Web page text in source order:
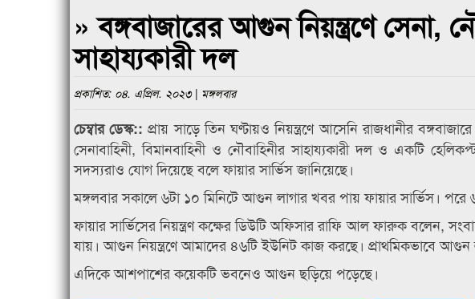
কানাইঘাটে আলোচনা সভা ও সম্মাননা প্রদান
কানাইঘাটের কিশোর আহাদের খুনি সায়েমের
» বঙ্গবাজারের আগুন নিয়ন্ত্রণে সেনা,
সাহায্যকারী দল
প্রকাশিত: ০৪. এপ্রিল. ২০২৩ | মঙ্গলবার
চেম্বার ডেস্ক::প্রায় সাড়ে তিন ঘণ্টায়ও নিয়ন্ত্রণে আসেনি রাজধানীর
সেনাবাহিনী, বিমানবাহিনী ও নৌবাহিনীর সাহায্যকারী দল ও একটি
সদস্যরাও যোগ দিয়েছে বলে ফায়ার সার্ভিস জানিয়েছে।
মঙ্গলবার সকালে ৬টা ১০ মিনিটে আগুন লাগার খবর পায় ফায়ার সার্ভিস। পরে
ফায়ার সার্ভিসের নিয়ন্ত্রণ কক্ষের ডিউটি অফিসার রাফি আল ফারুক বলেন,
যায়। আগুন নিয়ন্ত্রণে আমাদের ৪৬টি ইউনিট কাজ করছে। প্রাথমিকভাবে আগুন
এদিকে আশপাশের কয়েকটি ভবনেও আগুন ছড়িয়ে পড়েছে।